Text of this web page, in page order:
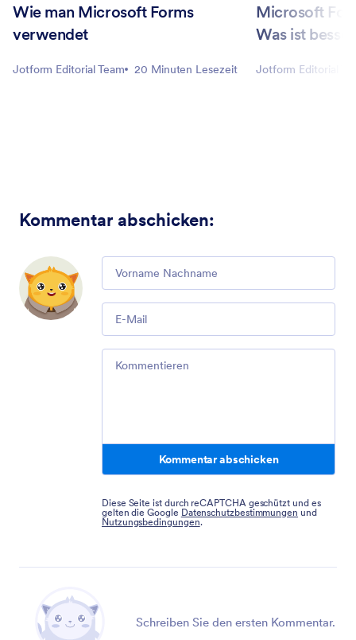
Wie man Microsoft Forms
verwendet
Jotform Editorial Team 20 Minuten Lesezeit
Microsoft
Was ist
Jotform Editorial
Kommentar abschicken:
Comment
Email
Comment
Kommentar abschicken
Diese Seite ist durch reCAPTCHA geschützt und es
gelten die Google Datenschutzbestimmungen und
Nutzungsbedingungen.
Schreiben Sie den ersten Kommentar.